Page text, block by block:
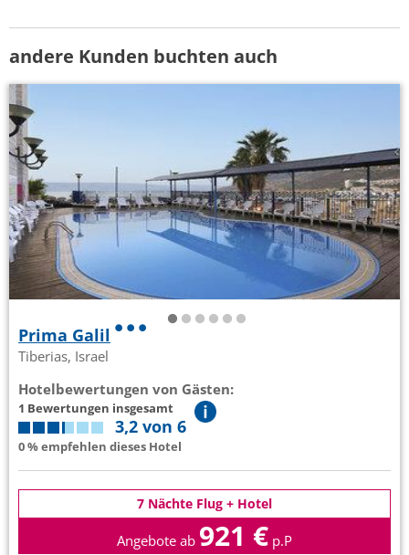
andere Kunden buchten auch
Prima Galil
Tiberias, Israel
Hotelbewertungen von Gästen:
1 Bewertungen insgesamt
3,2 von 6
0 % empfehlen dieses Hotel
7 Nächte Flug + Hotel
Angebote ab 921 € p.P